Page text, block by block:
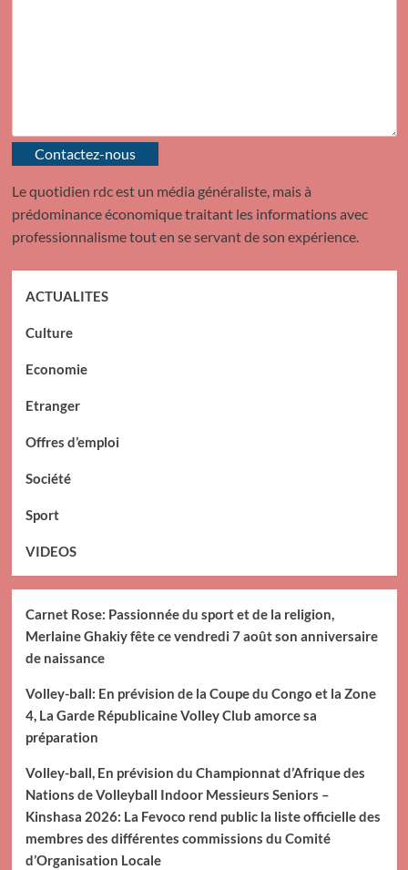
Contactez-nous
Le quotidien rdc est un média généraliste, mais à
prédominance économique traitant les informations avec
professionnalisme tout en se servant de son expérience.
ACTUALITES
Culture
Economie
Etranger
Offres d’emploi
Société
Sport
VIDEOS
Carnet Rose: Passionnée du sport et de la religion,
Merlaine Ghakiy fête ce vendredi 7 août son anniversaire
de naissance
Volley-ball: En prévision de la Coupe du Congo et la Zone
4, La Garde Républicaine Volley Club amorce sa
préparation
Volley-ball, En prévision du Championnat d’Afrique des
Nations de Volleyball Indoor Messieurs Seniors –
Kinshasa 2026: La Fevoco rend public la liste officielle des
membres des différentes commissions du Comité
d’Organisation Locale